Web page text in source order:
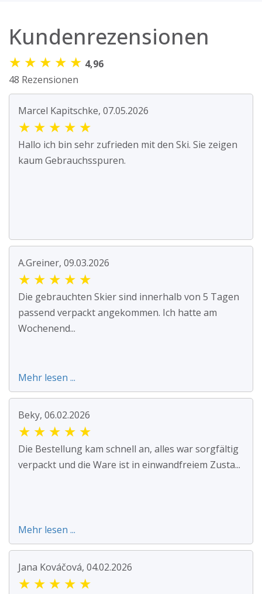
Kundenrezensionen
★ ★ ★ ★ ★ 4,96
48 Rezensionen
Marcel Kapitschke, 07.05.2026
★ ★ ★ ★ ★
Hallo ich bin sehr zufrieden mit den Ski. Sie zeigen
kaum Gebrauchsspuren.
A.Greiner, 09.03.2026
★ ★ ★ ★ ★
Die gebrauchten Skier sind innerhalb von 5 Tagen
passend verpackt angekommen. Ich hatte am
Wochenend...
Mehr lesen ...
Beky, 06.02.2026
★ ★ ★ ★ ★
Die Bestellung kam schnell an, alles war sorgfältig
verpackt und die Ware ist in einwandfreiem Zusta...
Mehr lesen ...
Jana Kováčová, 04.02.2026
★ ★ ★ ★ ★